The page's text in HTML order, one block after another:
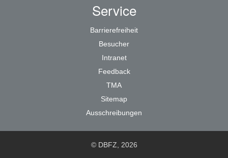
Service
Barrierefreiheit
Besucher
Intranet
Feedback
TMA
Sitemap
Ausschreibungen
© DBFZ, 2026